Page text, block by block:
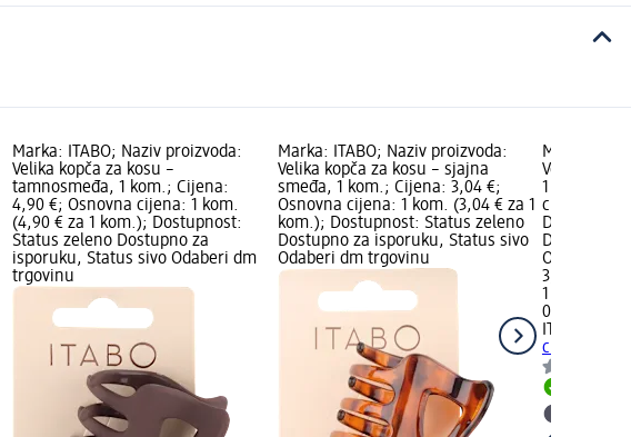
Marka: ITABO; Naziv proizvoda:
Velika kopča za kosu –
tamnosmeđa, 1 kom.; Cijena:
4,90 €; Osnovna cijena: 1 kom.
(4,90 € za 1 kom.); Dostupnost:
Status zeleno Dostupno za
isporuku, Status sivo Odaberi dm
trgovinu
Marka: ITABO; Naziv proizvoda:
Velika kopča za kosu – sjajna
smeđa, 1 kom.; Cijena: 3,04 €;
Osnovna cijena: 1 kom. (3,04 € za 1
kom.); Dostupnost: Status zeleno
Dostupno za isporuku, Status sivo
Odaberi dm trgovinu
Marka:
Velika
1 kom.;
cijena: 1
Dostupno
Odaberi
3,04 €
1 kom.
crna, 1